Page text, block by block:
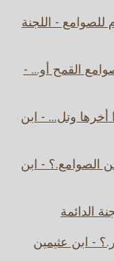
للصوامع - اللجنة
القمح أو... -
أخرها وتل... - ابن
الصوامع.؟ - ابن
الدائمة
- ابن عثيمين